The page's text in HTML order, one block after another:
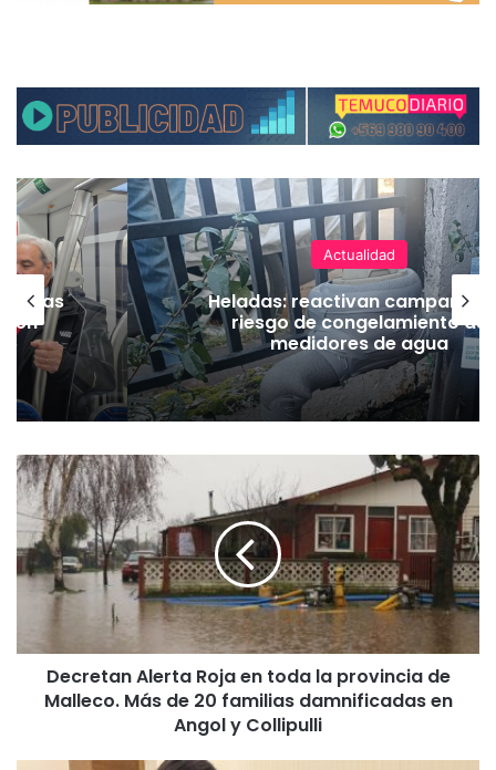
vías
Actualidad
Heladas: reactivan campaña
riesgo de congelamiento de
medidores de agua
D
e
c
r
e
t
A
Decretan Alerta Roja en toda la provincia de
Malleco. Más de 20 familias damnificadas en
Angol y Collipulli